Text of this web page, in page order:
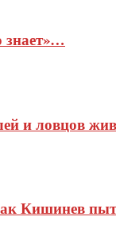
знает»…
и ловцов
Кишинев